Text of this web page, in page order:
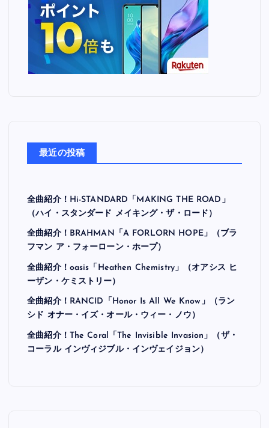
最近の投稿
全曲紹介！Hi-STANDARD「MAKING THE ROAD」
（ハイ・スタンダード メイキング・ザ・ロード）
全曲紹介！BRAHMAN「A FORLORN HOPE」（ブラ
フマン ア・フォーローン・ホープ）
全曲紹介！oasis「Heathen Chemistry」（オアシス ヒ
ーザン・ケミストリー）
全曲紹介！RANCID「Honor Is All We Know」（ラン
シド オナー・イズ・オール・ウィー・ノウ）
全曲紹介！The Coral「The Invisible Invasion」（ザ・
コーラル インヴィジブル・インヴェイジョン）